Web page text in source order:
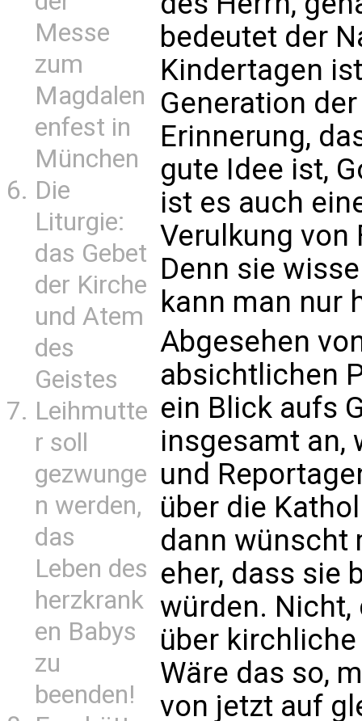
Messe
zum
Magdalen
enfest in
München
Die
Liturgie:
das Gebet
der Kirche
und Atem
des
Geistes
Leihmutte
r soll
gezwunge
n werden,
das
Leben des
herzkrank
en Babys
zu
beenden!
bedeutet der
Kindertagen
Generation
Erinnerung,
gute Idee ist,
ist es auch
Verulkung
Denn sie
kann man nur
Abgesehen
absichtlichen
ein Blick aufs
insgesamt an,
und
über die
dann wünscht
eher, dass sie
würden.
über
Wäre das so,
von jetzt auf